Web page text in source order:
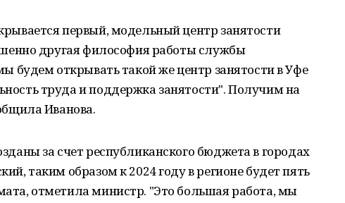
первый, модельный центр занятости
другая философия работы службы
будем открывать такой же центр занятости в Уфе
труда и поддержка занятости". Получим на
Иванова.
за счет республиканского бюджета в городах
таким образом к 2024 году в регионе будет пять
отметила министр. "Это большая работа, мы